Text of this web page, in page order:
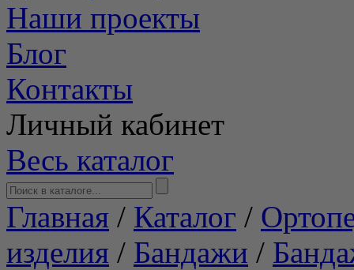
Наши проекты
Блог
Контакты
Личный кабинет
Весь каталог
Главная / Каталог /
изделия / Бандажи /